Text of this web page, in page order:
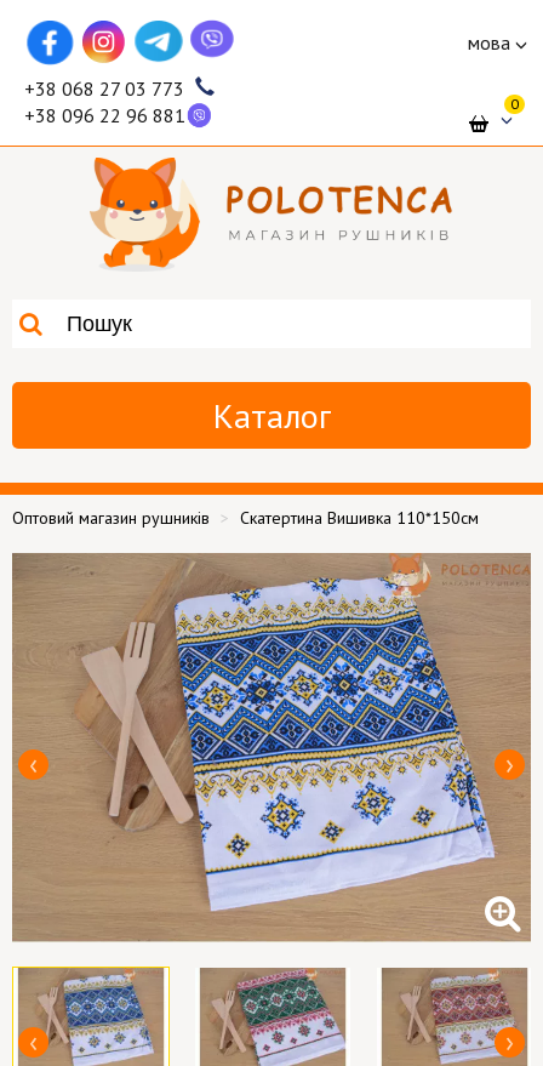
мова
+38 068 27 03 773
+38 096 22 96 881
0
Каталог
Оптовий магазин рушників Скатертина Вишивка 110*150см